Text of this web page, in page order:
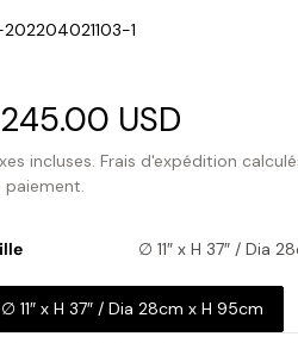
1
USD
incluses. Frais d'expédition
paiement.
∅ 11″ x H 37″ / Dia
∅ 11″ x H 37″ / Dia 28cm x H 95cm